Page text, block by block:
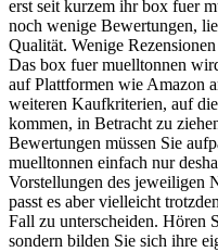
erst seit kurzem ihr box fuer
noch wenige Bewertungen,
Qualität. Wenige
Das box fuer muelltonnen
auf Plattformen wie Amazon
weiteren Kaufkriterien, auf
kommen, in Betracht zu
Bewertungen müssen Sie
muelltonnen einfach nur
Vorstellungen des jeweiligen
passt es aber vielleicht
Fall zu unterscheiden. Hören
sondern bilden Sie sich ihre